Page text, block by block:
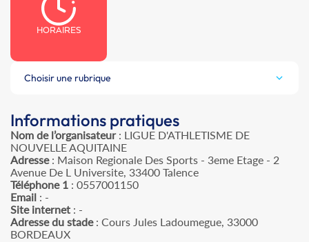
HORAIRES
Choisir une rubrique
Informations pratiques
Nom de l’organisateur: LIGUE D'ATHLETISME DE
NOUVELLE AQUITAINE
Adresse: Maison Regionale Des Sports - 3eme Etage - 2
Avenue De L Universite, 33400 Talence
Téléphone 1 : 0557001150
Email : -
Site internet : -
Adresse du stade: Cours Jules Ladoumegue, 33000
BORDEAUX